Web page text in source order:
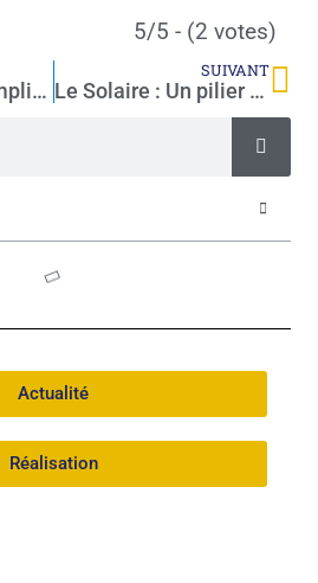
Actualité
Réalisation
5/5 - (2 votes)
Appel d’offres simplifié (AOS)
SUIVANT
Le Solaire : Un pilier de votre stratégie RSE